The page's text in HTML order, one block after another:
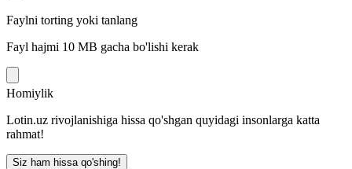
Faylni torting yoki tanlang
Fayl hajmi 10 MB gacha bo'lishi kerak
Homiylik
Lotin.uz rivojlanishiga hissa qo'shgan quyidagi insonlarga katta
rahmat!
Siz ham hissa qo'shing!